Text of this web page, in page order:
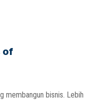
of
membangun bisnis. Lebih